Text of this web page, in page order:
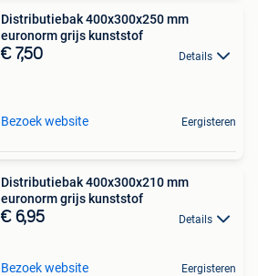
Distributiebak 400x300x250 mm
euronorm grijs kunststof
€ 7,50 Details
Bezoek website Eergisteren
Distributiebak 400x300x210 mm
euronorm grijs kunststof
€ 6,95 Details
Bezoek website Eergisteren